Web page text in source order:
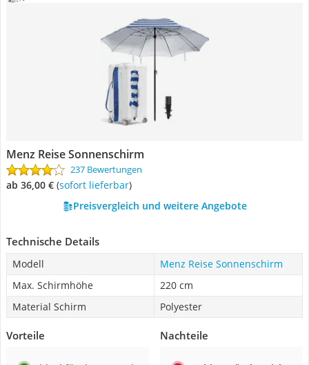
Menz Reise Sonnenschirm
237 Bewertungen
ab 36,00 € ( Sofort lieferbar)
Preisvergleich und weitere Angebote
Technische Details
Modell
Menz Reise Sonnenschirm
Max. Schirmhöhe
220 cm
Material Schirm
Polyester
Vorteile Nachteile